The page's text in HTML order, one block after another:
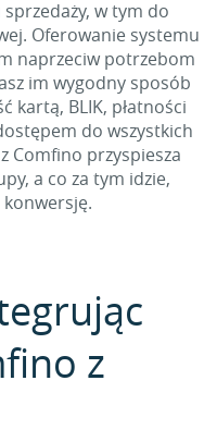
w tym do
Oferowanie systemu
naprzeciw potrzebom
im wygodny sposób
kartą, BLIK, płatności
do wszystkich
Comfino przyspiesza
a co za tym idzie,
konwersję.
z